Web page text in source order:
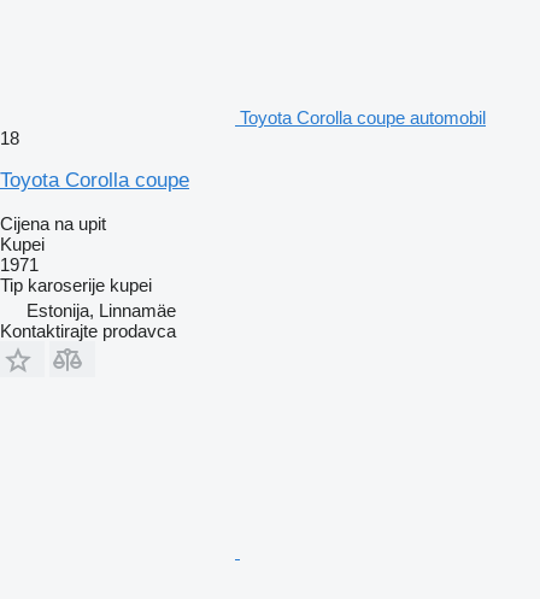
Toyota Corolla coupe automobil
18
Toyota Corolla coupe
Cijena na upit
Kupei
1971
Tip karoserije kupei
Estonija, Linnamäe
Kontaktirajte prodavca